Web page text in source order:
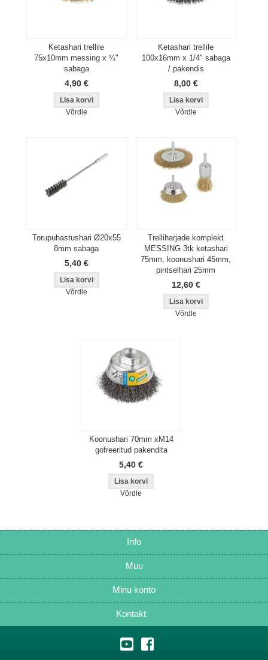
Ketashari trellile
75x10mm messing x ¼"
sabaga
4,90 €
Võrdle
Ketashari trellile
100x16mm x 1/4" sabaga
/ pakendis
8,00 €
Võrdle
Torupuhastushari Ø20x55
8mm sabaga
5,40 €
Võrdle
Trelliharjade komplekt
MESSING 3tk ketashari
75mm, koonushari 45mm,
pintselhari 25mm
12,60 €
Võrdle
Koonushari 70mm xM14
gofreeritud pakendita
5,40 €
Võrdle
Info
Muu
Minu konto
Kontakt